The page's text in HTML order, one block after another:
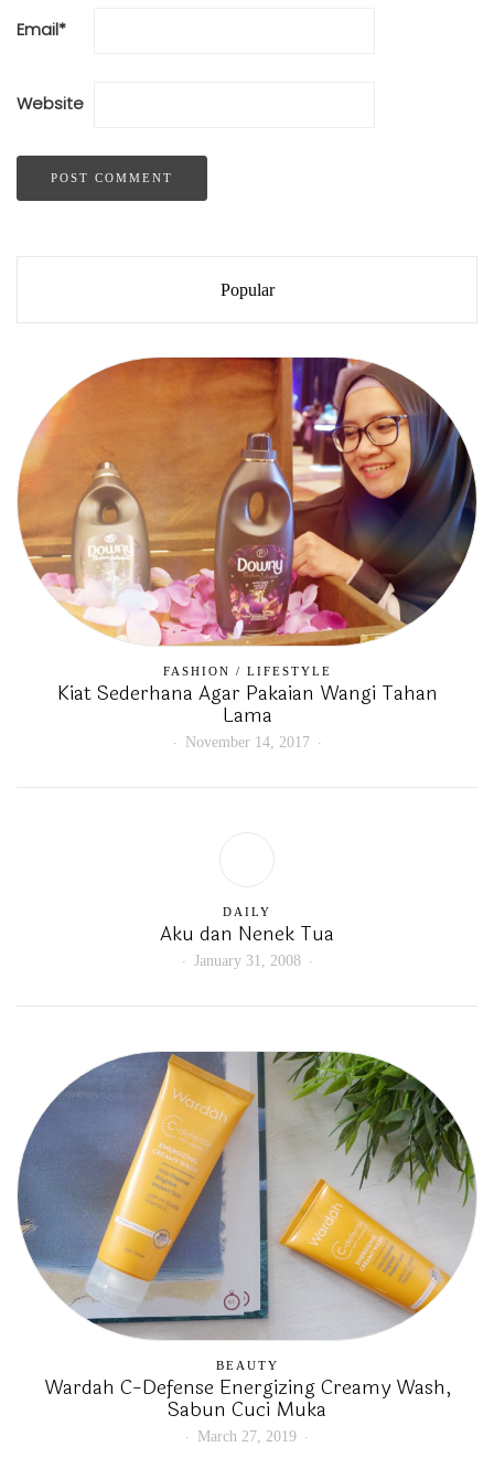
Email*
Website
Popular
FASHION / LIFESTYLE
Kiat Sederhana Agar Pakaian Wangi Tahan
Lama
November 14, 2017
DAILY
Aku dan Nenek Tua
January 31, 2008
BEAUTY
Wardah C-Defense Energizing Creamy Wash,
Sabun Cuci Muka
March 27, 2019